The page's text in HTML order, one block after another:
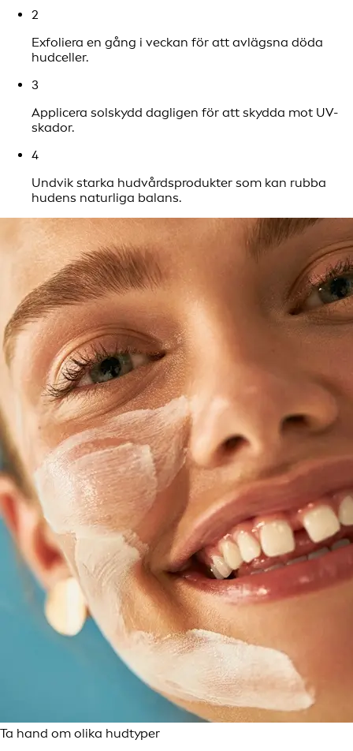
2
Exfoliera en gång i veckan för att avlägsna döda
hudceller.
3
Applicera solskydd dagligen för att skydda mot UV-
skador.
4
Undvik starka hudvårdsprodukter som kan rubba
hudens naturliga balans.
Ta hand om olika hudtyper